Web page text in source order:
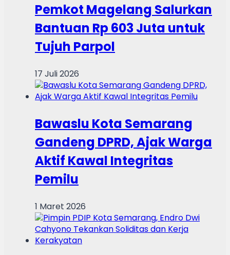
Pemkot Magelang Salurkan
Bantuan Rp 603 Juta untuk
Tujuh Parpol
17 Juli 2026
Bawaslu Kota Semarang
Gandeng DPRD, Ajak Warga
Aktif Kawal Integritas
Pemilu
1 Maret 2026